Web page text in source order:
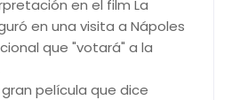
en el film La
en una visita a Nápoles
que "votará" a la
película que dice